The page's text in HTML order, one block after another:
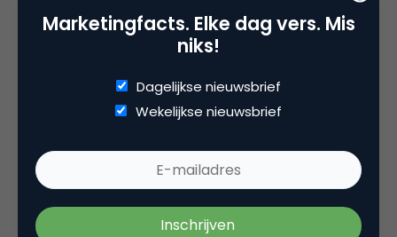
hun systeem. Als de fabrikanten op uniforme basis
gaan samenwerken met ontwikkelaars van
krijgen. De tools die ik tot nu toe heb gezien, hebben
vooral een hoge funfactor.”
Measure Me ID
Van Venrooij filosofeert verder: “Je zou op termijn
toe kunnen werken naar een open standaard,
Marketingfacts. Elke dag vers. Mis
niks!
Dagelijkse nieuwsbrief
Wekelijkse nieuwsbrief